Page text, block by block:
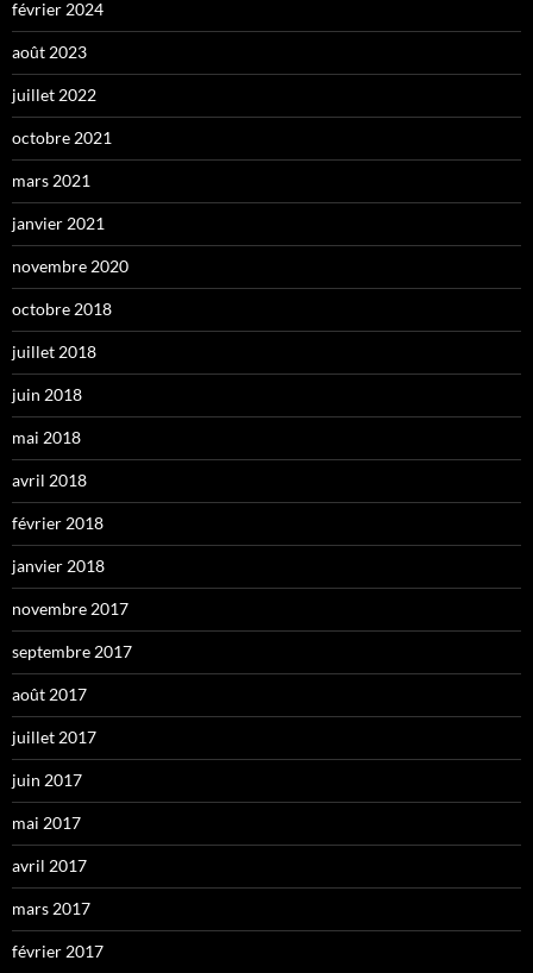
février 2024
août 2023
juillet 2022
octobre 2021
mars 2021
janvier 2021
novembre 2020
octobre 2018
juillet 2018
juin 2018
mai 2018
avril 2018
février 2018
janvier 2018
novembre 2017
septembre 2017
août 2017
juillet 2017
juin 2017
mai 2017
avril 2017
mars 2017
février 2017